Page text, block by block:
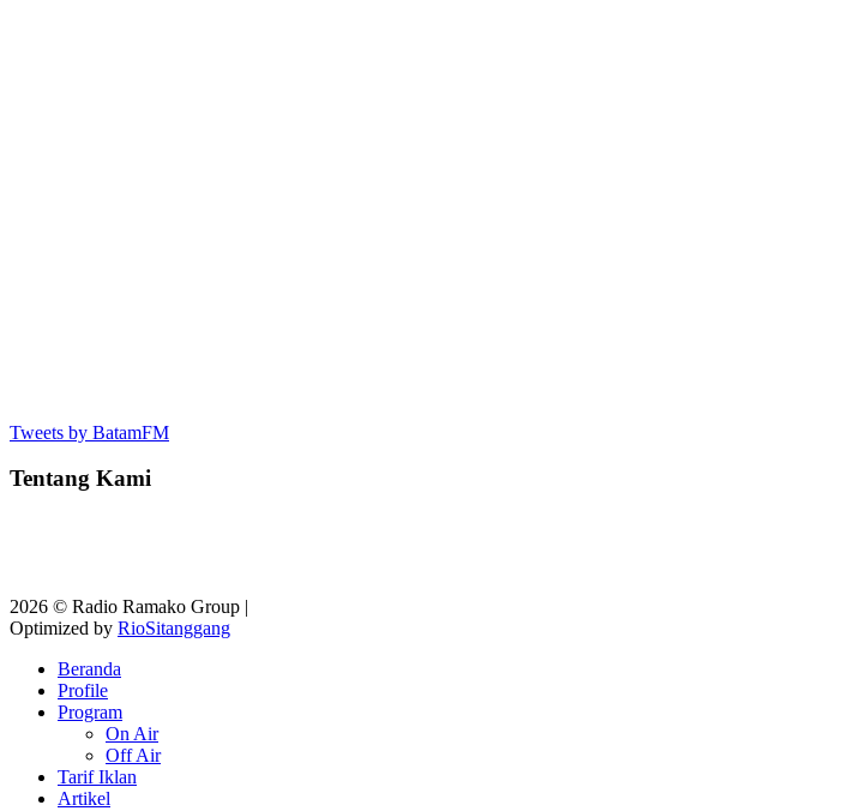
Tweets by BatamFM
Tentang Kami
2026 © Radio Ramako Group |
Optimized by RioSitanggang
Beranda
Profile
Program
On Air
Off Air
Tarif Iklan
Artikel